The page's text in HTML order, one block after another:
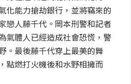
化能力搶劫銀行，並將竊來的
戀人藤千代。岡本刑警和記者
氣體人已經造成社會恐慌，警
。最後藤千代穿上最美的舞
點燃打火機後和水野相擁而